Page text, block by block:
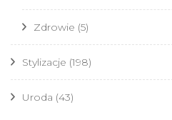
Zdrowie (5)
Stylizacje (198)
Uroda (43)